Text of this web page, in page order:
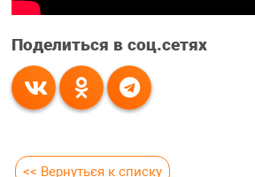
Поделиться в соц.сетях
<< Вернуться к списку